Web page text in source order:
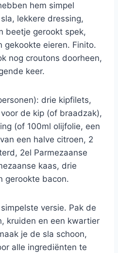
hem simpel
lekkere dressing,
beetje gerookt spek,
gekookte eieren. Finito.
nog croutons doorheen,
keer.
drie kipfilets,
de kip (of braadzak),
(of 100ml olijfolie, een
een halve citroen, 2
2el Parmezaanse
kaas, drie
gerookte bacon.
versie. Pak de
kruiden en een kwartier
je de sla schoon,
alle ingrediënten te